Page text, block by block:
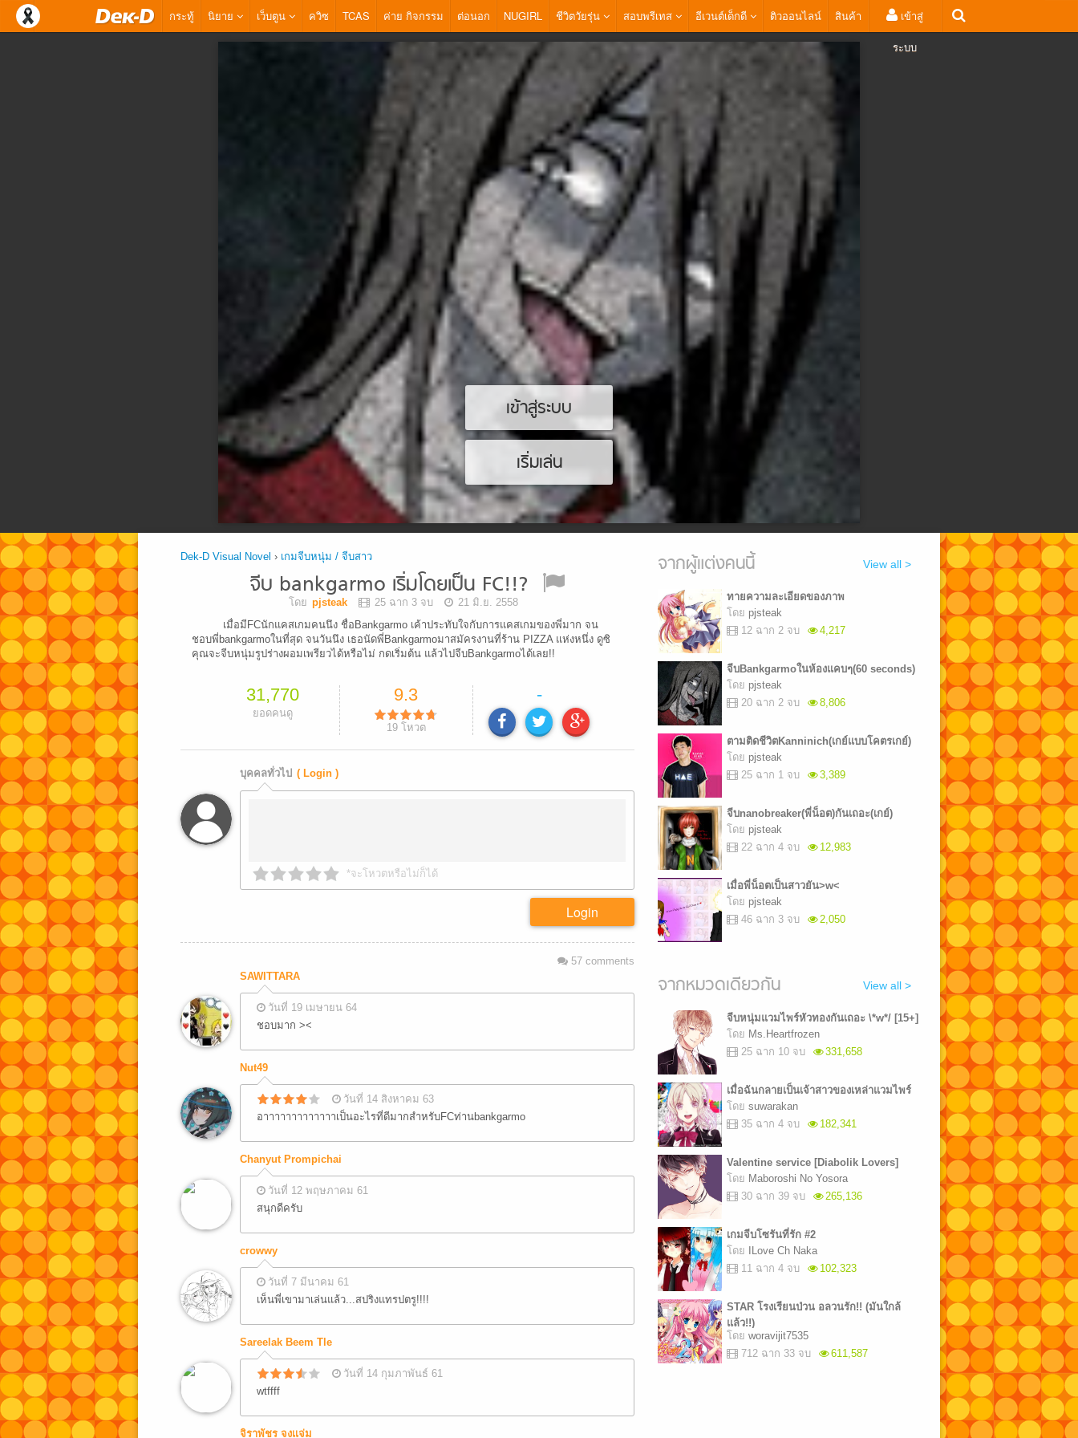
กระทู้ นิยาย เว็บตูน ควิซ TCAS ค่าย กิจกรรม ต่อนอก NUGIRL ชีวิตวัยรุ่น สอบพรีเทส อีเวนต์เด็กดี ติวออนไลน์ สินค้า เข้าสู่
ระบบ
เข้าสู่ระบบ
เริ่มเล่น
Dek-D Visual Novel › เกมจีบหนุ่ม / จีบสาว
จีบ bankgarmo เริ่มโดยเป็น FC!!?
โดย pjsteak 25 ฉาก 3 จบ
21 มิ.ย. 2558
เมื่อมีFCนักแคสเกมคนนึง ชื่อBankgarmo เค้าประทับใจกับการแคสเกมของพี่มาก จน
ชอบพี่bankgarmoในที่สุด จนวันนึง เธอนัดพี่Bankgarmoมาสมัครงานที่ร้าน PIZZA แห่งหนึ่ง ดูซิ
คุณจะจีบหนุ่มรูปร่างผอมเพรียวได้หรือไม่ กดเริ่มต้น แล้วไปจีบBankgarmoได้เลย!!
31,770
ยอดคนดู
9.3
19โหวต
-
บุคคลทั่วไป ( Login )
*จะโหวตหรือไม่ก็ได้
Login
57 comments
SAWITTARA
วันที่ 19 เมษายน 64
ชอบมาก ><
Nut49
วันที่ 14 สิงหาคม 63
อาาาาาาาาาาาาาเป็นอะไรที่ดีมากสำหรับFCท่านbankgarmo
Chanyut Prompichai
วันที่ 12 พฤษภาคม 61
สนุกดีครับ
crowwy
วันที่ 7 มีนาคม 61
เห็นพี่เขามาเล่นแล้ว...สปริงแทรปตรู!!!!
Sareelak Beem Tle
วันที่ 14 กุมภาพันธ์ 61
wtffff
จิราพัชร จงเเจ่ม
จากผู้แต่งคนนี้ View all >
ทายความละเอียดของภาพ
โดย pjsteak
12 ฉาก 2 จบ
4,217
จีบBankgarmoในห้องแคบๆ(60 seconds)
โดย pjsteak
20 ฉาก 2 จบ
8,806
ตามติดชีวิตKanninich(เกย์แบบโคตรเกย์)
โดย pjsteak
25 ฉาก 1 จบ
3,389
จีบnanobreaker(พี่น็อต)กันเถอะ(เกย์)
โดย pjsteak
22 ฉาก 4 จบ
12,983
เมื่อพี่น็อตเป็นสาวยัน>w<
โดย pjsteak
46 ฉาก 3 จบ
2,050
จากหมวดเดียวกัน View all >
จีบหนุ่มแวมไพร์หัวทองกันเถอะ \*w*/ [15+]
โดย Ms.Heartfrozen
25 ฉาก 10 จบ
331,658
เมื่อฉันกลายเป็นเจ้าสาวของเหล่าแวมไพร์
โดย suwarakan
35 ฉาก 4 จบ
182,341
Valentine service [Diabolik Lovers]
โดย Maboroshi No Yosora
30 ฉาก 39 จบ
265,136
เกมจีบโซรันที่รัก #2
โดย
ILove Ch Naka
11 ฉาก 4 จบ
102,323
STAR โรงเรียนป่วน อลวนรัก!! (มันใกล้
แล้ว!!)
โดย woravijit7535
712 ฉาก 33 จบ
611,587